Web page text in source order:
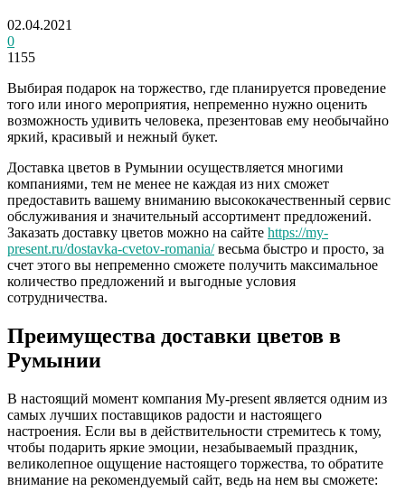
02.04.2021
0
1155
Выбирая подарок на торжество, где планируется проведение
того или иного мероприятия, непременно нужно оценить
возможность удивить человека, презентовав ему необычайно
яркий, красивый и нежный букет.
Доставка цветов в Румынии осуществляется многими
компаниями, тем не менее не каждая из них сможет
предоставить вашему вниманию высококачественный сервис
обслуживания и значительный ассортимент предложений.
Заказать доставку цветов можно на сайте https://my-
present.ru/dostavka-cvetov-romania/весьма быстро и просто, за
счет этого вы непременно сможете получить максимальное
количество предложений и выгодные условия
сотрудничества.
Преимущества доставки цветов в
Румынии
В настоящий момент компания My-present является одним из
самых лучших поставщиков радости и настоящего
настроения. Если вы в действительности стремитесь к тому,
чтобы подарить яркие эмоции, незабываемый праздник,
великолепное ощущение настоящего торжества, то обратите
внимание на рекомендуемый сайт, ведь на нем вы сможете: